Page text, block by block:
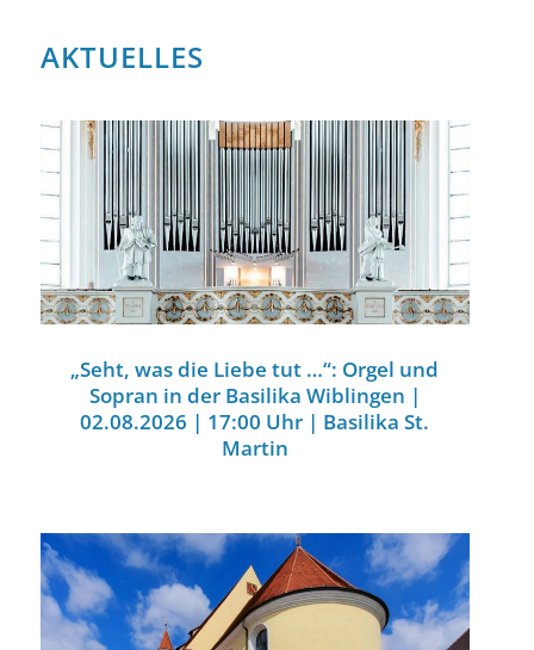
AKTUELLES
„Seht, was die Liebe tut …“: Orgel und
Sopran in der Basilika Wiblingen |
02.08.2026 | 17:00 Uhr | Basilika St.
Martin